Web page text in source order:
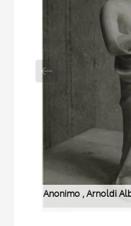
Anonimo , Arnoldi